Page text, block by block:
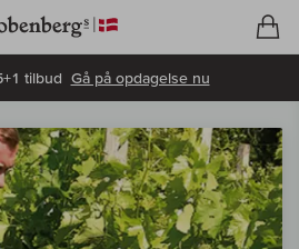
tilbud Gå på opdagelse nu